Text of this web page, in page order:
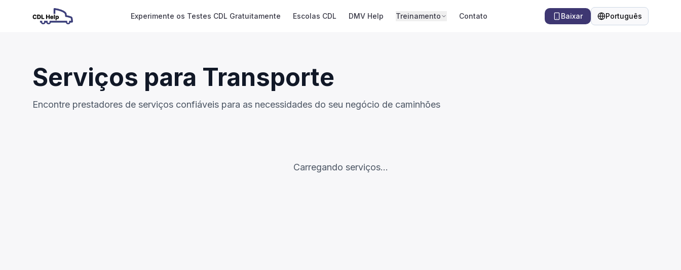
Experimente os Testes CDL Gratuitamente Escolas CDL DMV Help Treinamento Contato Baixar Português
Idioma
Serviços para Transporte
Encontre prestadores de serviços confiáveis para as necessidades do seu negócio de caminhões
Carregando serviços...